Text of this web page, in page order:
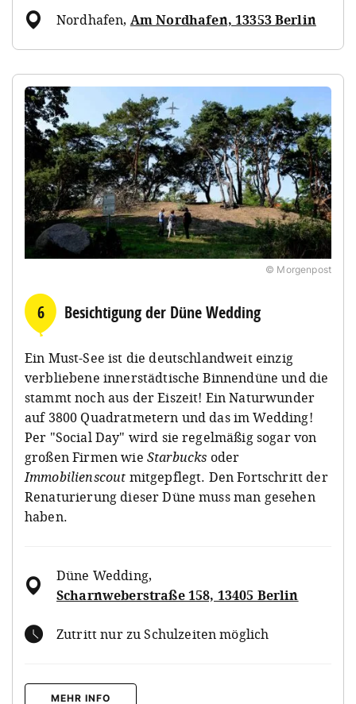
Nordhafen, Am Nordhafen, 13353 Berlin
© Morgenpost
6 Besichtigung der Düne Wedding
Ein Must-See ist die deutschlandweit einzig
verbliebene innerstädtische Binnendüne und die
stammt noch aus der Eiszeit! Ein Naturwunder
auf 3800 Quadratmetern und das im Wedding!
Per "Social Day" wird sie regelmäßig sogar von
großen Firmen wie Starbucks oder
Immobilienscout mitgepflegt. Den Fortschritt der
Renaturierung dieser Düne muss man gesehen
haben.
Düne Wedding,
Scharnweberstraße 158, 13405 Berlin
Zutritt nur zu Schulzeiten möglich
MEHR INFO